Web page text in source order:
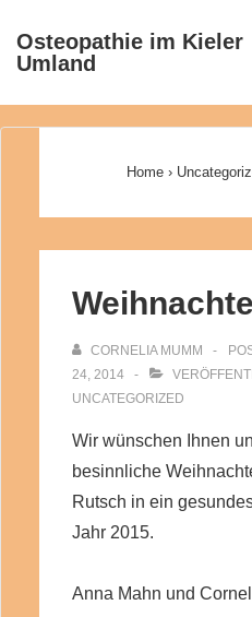
Zum
Inhalt
Osteopathie im Kieler
Umland
Main
NavigationHome ›
CORNELIA MUMM
24, 2014
UNCATEGORIZED
Wir wünschen Ihnen
besinnliche
Rutsch in ein
Jahr 2015.
Anna Mahn und